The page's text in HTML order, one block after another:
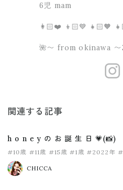
6児 mam
👩🏻❤️ 👦🏻💙 👧🏻🧡
🌺〜 from okinawa
関連する記事
h o n e y の お 誕 生 日 💗(📸)
#10歳 #11歳 #15歳 #1歳 #2022年
CHICCA